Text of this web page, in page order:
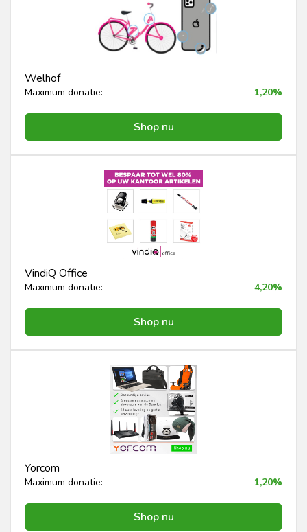
Welhof
Maximum donatie: 1,20%
Shop nu
VindiQ Office
Maximum donatie: 4,20%
Shop nu
Yorcom
Maximum donatie: 1,20%
Shop nu